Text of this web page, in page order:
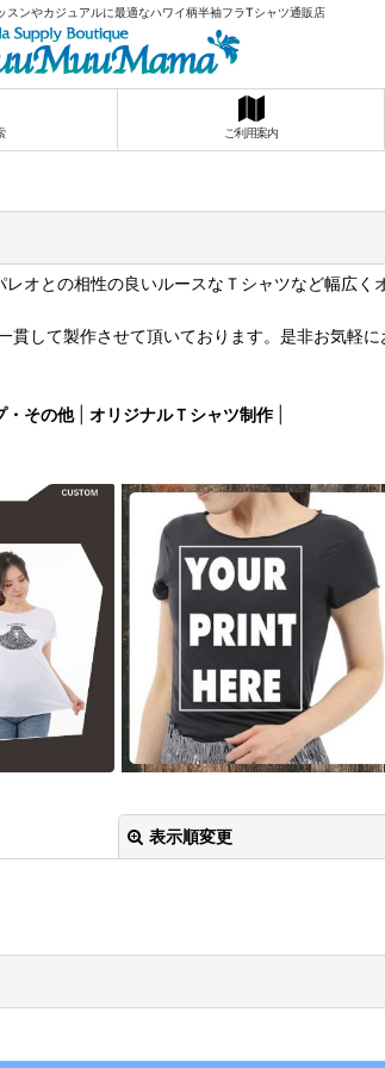
スンやカジュアルに最適なハワイ柄半袖フラTシャツ通販店
ご利用案内
オとの相性の良いルースなＴシャツなど幅広く
して製作させて頂いております。是非お気軽
・その他| オリジナルＴシャツ制作|
表示順変更